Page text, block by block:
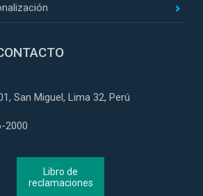
San Miguel, Lima 32, Perú
2000
Libro de
reclamaciones